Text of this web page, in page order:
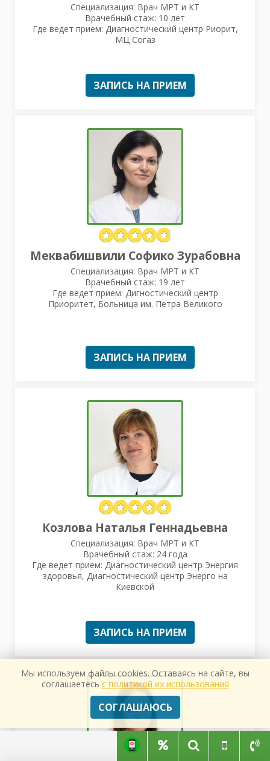
Специализация: Врач МРТ и КТ
Врачебный стаж: 10 лет
Где ведет прием: Диагностический центр Риорит,
МЦ Согаз
ЗАПИСЬ НА ПРИЕМ
Меквабишвили Софико Зурабовна
Специализация: Врач МРТ и КТ
Врачебный стаж: 19 лет
Где ведет прием: Дигностический центр
Приоритет, Больница им. Петра Великого
ЗАПИСЬ НА ПРИЕМ
Козлова Наталья Геннадьевна
Специализация: Врач МРТ и КТ
Врачебный стаж: 24 года
Где ведет прием: Диагностический центр Энергия
здоровья, Диагностический центр Энерго на
Киевской
ЗАПИСЬ НА ПРИЕМ
Мы используем файлы cookies. Оставаясь на сайте, вы
соглашаетесь с политикой их использования
СОГЛАШАЮСЬ